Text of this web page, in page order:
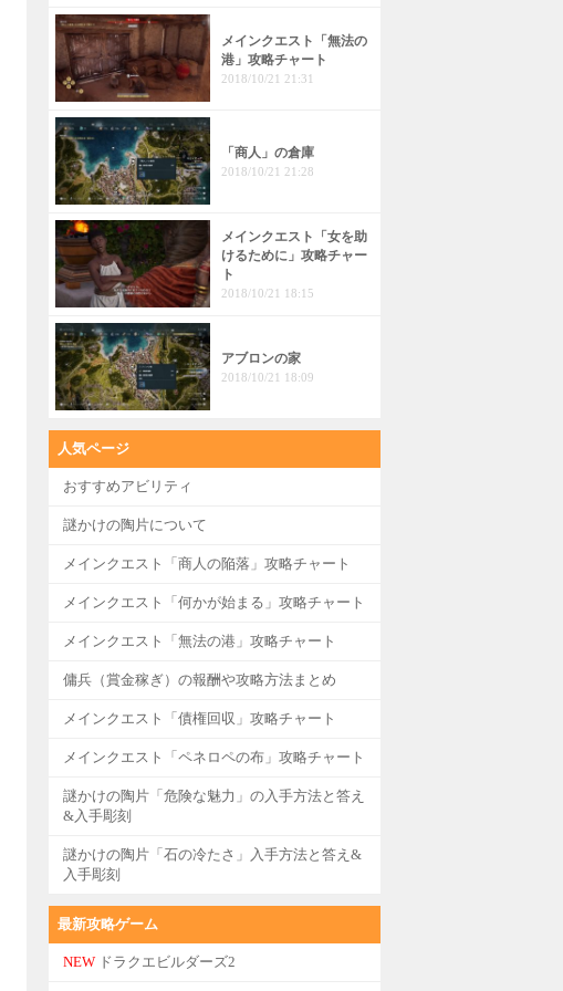
メインクエスト「無法の
港」攻略チャート
2018/10/21 21:31
「商人」の倉庫
2018/10/21 21:28
メインクエスト「女を助
けるために」攻略チャー
ト
2018/10/21 18:15
アブロンの家
2018/10/21 18:09
人気ページ
おすすめアビリティ
謎かけの陶片について
メインクエスト「商人の陥落」攻略チャート
メインクエスト「何かが始まる」攻略チャート
メインクエスト「無法の港」攻略チャート
傭兵（賞金稼ぎ）の報酬や攻略方法まとめ
メインクエスト「債権回収」攻略チャート
メインクエスト「ペネロペの布」攻略チャート
謎かけの陶片「危険な魅力」の入手方法と答え
&入手彫刻
謎かけの陶片「石の冷たさ」入手方法と答え&
入手彫刻
最新攻略ゲーム
NEW ドラクエビルダーズ2